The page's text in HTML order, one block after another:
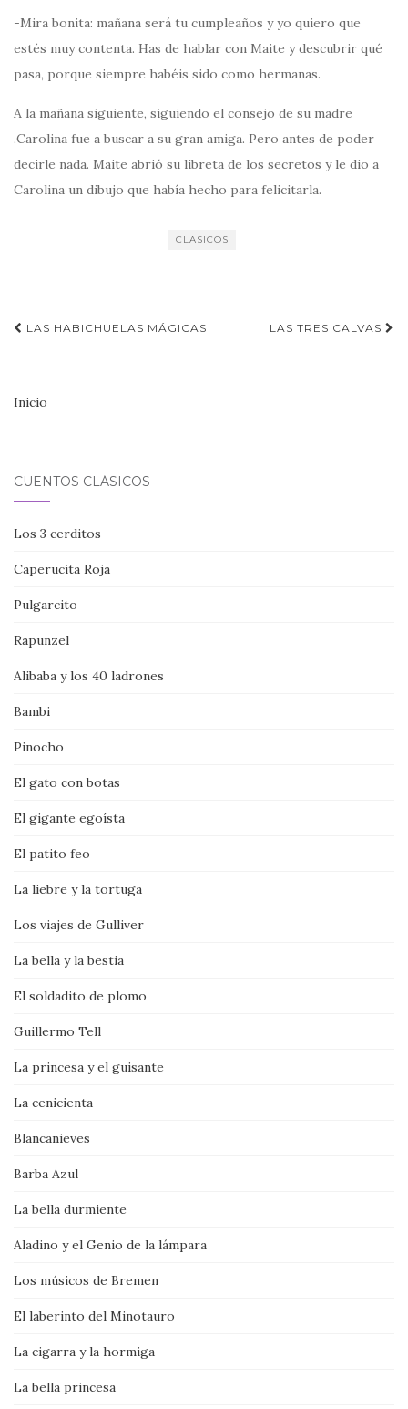
-Mira bonita: mañana será tu cumpleaños y yo quiero que
estés muy contenta. Has de hablar con Maite y descubrir qué
pasa, porque siempre habéis sido como hermanas.
A la mañana siguiente, siguiendo el consejo de su madre
.Carolina fue a buscar a su gran amiga. Pero antes de poder
decirle nada. Maite abrió su libreta de los secretos y le dio a
Carolina un dibujo que había hecho para felicitarla.
CLASICOS
Navegación
LAS HABICHUELAS MÁGICAS LAS TRES CALVAS
Inicio
CUENTOS CLÁSICOS
Los 3 cerditos
Caperucita Roja
Pulgarcito
Rapunzel
Alibaba y los 40 ladrones
Bambi
Pinocho
El gato con botas
El gigante egoísta
El patito feo
La liebre y la tortuga
Los viajes de Gulliver
La bella y la bestia
El soldadito de plomo
Guillermo Tell
La princesa y el guisante
La cenicienta
Blancanieves
Barba Azul
La bella durmiente
Aladino y el Genio de la lámpara
Los músicos de Bremen
El laberinto del Minotauro
La cigarra y la hormiga
La bella princesa